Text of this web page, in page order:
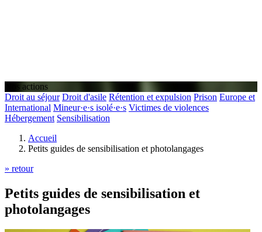
Nos actions
Droit au séjour Droit d'asile Rétention et expulsion Prison Europe et
International Mineur·e·s isolé·e·s Victimes de violences
Hébergement Sensibilisation
Accueil
Petits guides de sensibilisation et photolangages
» retour
Petits guides de sensibilisation et
photolangages